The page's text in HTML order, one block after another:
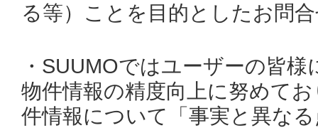
る等）ことを目的としたお問
・SUUMOではユーザーの皆
物件情報の精度向上に努めて
件情報について「事実と異な